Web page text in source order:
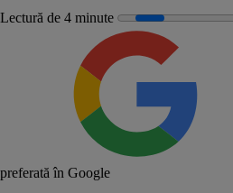
Lectură de 4 minute
preferată în Google